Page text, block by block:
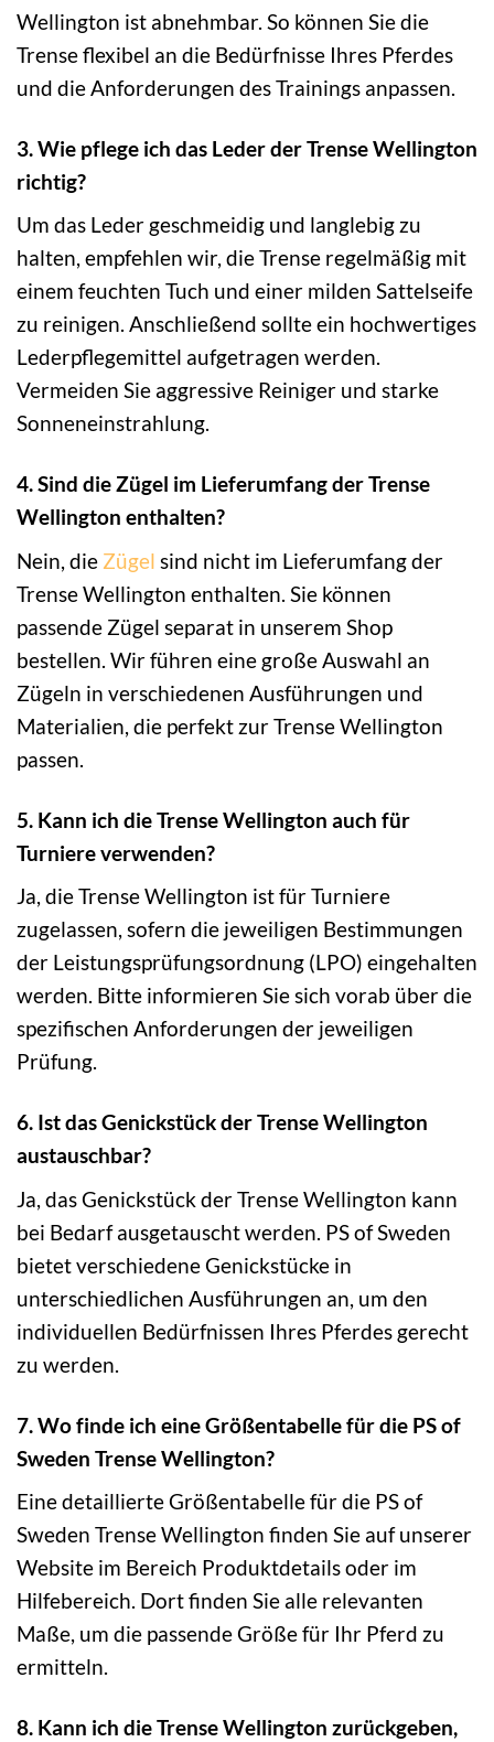
Wellington ist abnehmbar. So können Sie die
Trense flexibel an die Bedürfnisse Ihres Pferdes
und die Anforderungen des Trainings anpassen.
3. Wie pflege ich das Leder der Trense Wellington
richtig?
Um das Leder geschmeidig und langlebig zu
halten, empfehlen wir, die Trense regelmäßig mit
einem feuchten Tuch und einer milden Sattelseife
zu reinigen. Anschließend sollte ein hochwertiges
Lederpflegemittel aufgetragen werden.
Vermeiden Sie aggressive Reiniger und starke
Sonneneinstrahlung.
4. Sind die Zügel im Lieferumfang der Trense
Wellington enthalten?
Nein, die Zügel sind nicht im Lieferumfang der
Trense Wellington enthalten. Sie können
passende Zügel separat in unserem Shop
bestellen. Wir führen eine große Auswahl an
Zügeln in verschiedenen Ausführungen und
Materialien, die perfekt zur Trense Wellington
passen.
5. Kann ich die Trense Wellington auch für
Turniere verwenden?
Ja, die Trense Wellington ist für Turniere
zugelassen, sofern die jeweiligen Bestimmungen
der Leistungsprüfungsordnung (LPO) eingehalten
werden. Bitte informieren Sie sich vorab über die
spezifischen Anforderungen der jeweiligen
Prüfung.
6. Ist das Genickstück der Trense Wellington
austauschbar?
Ja, das Genickstück der Trense Wellington kann
bei Bedarf ausgetauscht werden. PS of Sweden
bietet verschiedene Genickstücke in
unterschiedlichen Ausführungen an, um den
individuellen Bedürfnissen Ihres Pferdes gerecht
zu werden.
7. Wo finde ich eine Größentabelle für die PS of
Sweden Trense Wellington?
Eine detaillierte Größentabelle für die PS of
Sweden Trense Wellington finden Sie auf unserer
Website im Bereich Produktdetails oder im
Hilfebereich. Dort finden Sie alle relevanten
Maße, um die passende Größe für Ihr Pferd zu
ermitteln.
8. Kann ich die Trense Wellington zurückgeben,